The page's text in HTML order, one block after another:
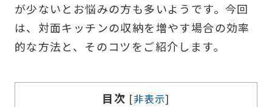
が少ないとお悩みの方も多いようです。今回
は、対面キッチンの収納を増やす場合の効率
的な方法と、そのコツをご紹介します。
目次 [非表示]